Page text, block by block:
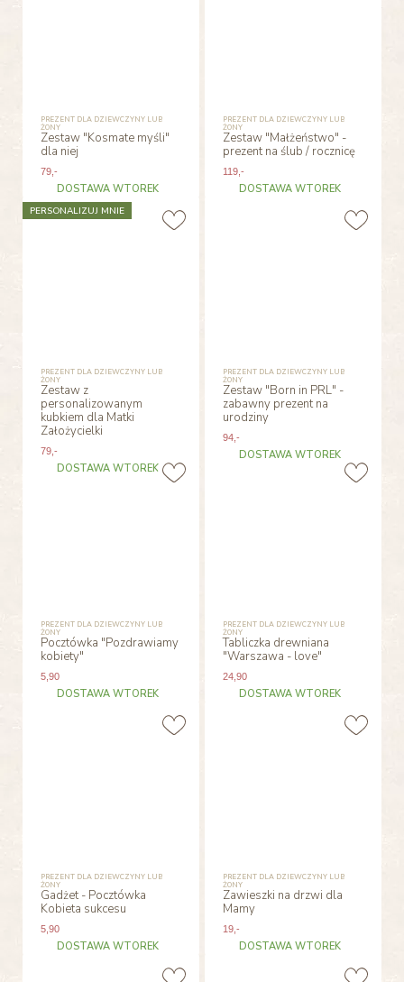
PREZENT DLA DZIEWCZYNY LUB
ŻONY
Zestaw "Kosmate myśli"
dla niej
79,-
DOSTAWA WTOREK
PREZENT DLA DZIEWCZYNY LUB
ŻONY
Zestaw "Małżeństwo" -
prezent na ślub / rocznicę
119 ,-
DOSTAWA WTOREK
PREZENT DLA DZIEWCZYNY LUB
ŻONY
Zestaw z
personalizowanym
kubkiem dla Matki
Założycielki
79,-
DOSTAWA WTOREK
PERSONALIZUJ MNIE
PREZENT DLA DZIEWCZYNY LUB
ŻONY
Zestaw "Born in PRL" -
zabawny prezent na
urodziny
94 ,-
DOSTAWA WTOREK
PREZENT DLA DZIEWCZYNY LUB
ŻONY
Pocztówka "Pozdrawiamy
kobiety"
5,90
DOSTAWA WTOREK
PREZENT DLA DZIEWCZYNY LUB
ŻONY
Tabliczka drewniana
"Warszawa - love"
24 ,90
DOSTAWA WTOREK
PREZENT DLA DZIEWCZYNY LUB
ŻONY
Gadżet - Pocztówka
Kobieta sukcesu
5,90
DOSTAWA WTOREK
PREZENT DLA DZIEWCZYNY LUB
ŻONY
Zawieszki na drzwi dla
Mamy
19 ,-
DOSTAWA WTOREK